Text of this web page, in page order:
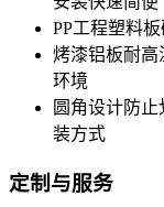
PP工程塑料
烤漆铝板耐
环境
圆角设计防
装方式
定制与服务